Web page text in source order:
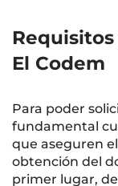
El Codem
Para poder
fundamental
que aseguren
obtención del
primer lugar,